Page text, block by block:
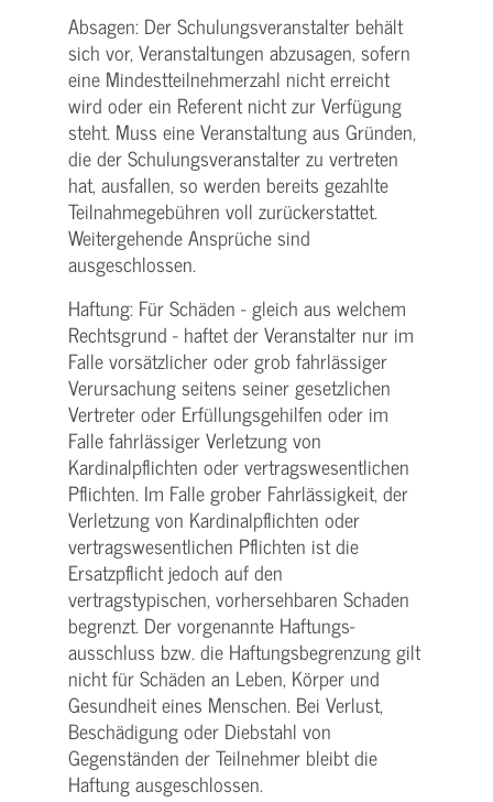
Absagen: Der Schulungs­veranstalter behält
sich vor, Veranstaltungen abzusagen, sofern
eine Mindest­teilnehmerzahl nicht erreicht
wird oder ein Referent nicht zur Verfügung
steht. Muss eine Veranstaltung aus Gründen,
die der Schulungs­veranstalter zu vertreten
hat, ausfallen, so werden bereits gezahlte
Teilnahme­gebühren voll zurückerstattet.
Weitergehende Ansprüche sind
ausgeschlossen.
Haftung: Für Schäden - gleich aus welchem
Rechtsgrund - haftet der Veranstalter nur im
Falle vorsätzlicher oder grob fahrlässiger
Verursachung seitens seiner gesetzlichen
Vertreter oder Erfüllungsgehilfen oder im
Falle fahrlässiger Verletzung von
Kardinalpflichten oder vertrags­wesentlichen
Pflichten. Im Falle grober Fahrlässigkeit, der
Verletzung von Kardinalpflichten oder
vertrags­wesentlichen Pflichten ist die
Ersatzpflicht jedoch auf den
vertragstypischen, vorhersehbaren Schaden
begrenzt. Der vorgenannte Haftungs­
ausschluss bzw. die Haftungs­begrenzung gilt
nicht für Schäden an Leben, Körper und
Gesundheit eines Menschen. Bei Verlust,
Beschädigung oder Diebstahl von
Gegenständen der Teilnehmer bleibt die
Haftung ausgeschlossen.